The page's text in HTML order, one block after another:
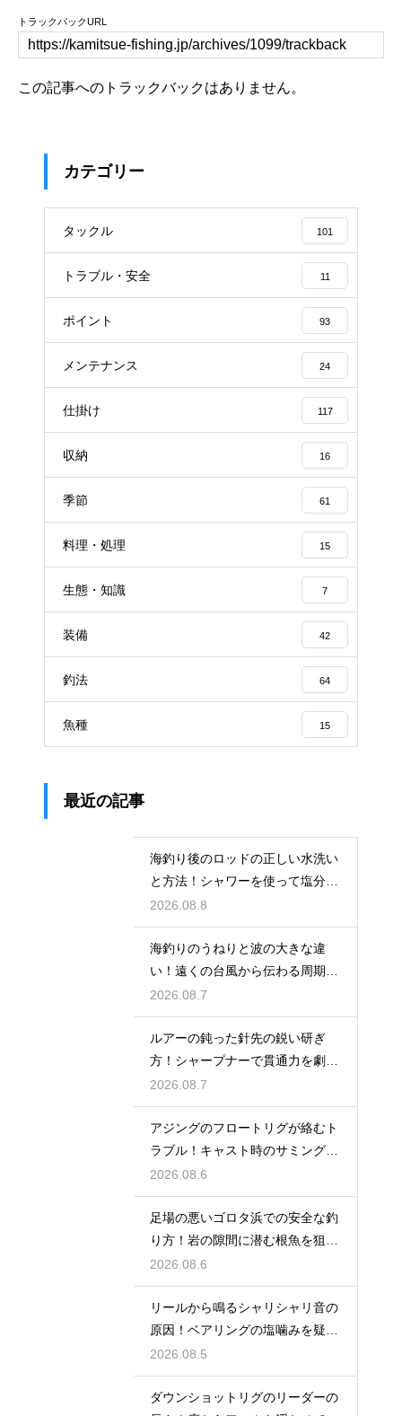
トラックバックURL
この記事へのトラックバックはありません。
カテゴリー
タックル 101
トラブル・安全 11
ポイント 93
メンテナンス 24
仕掛け 117
収納 16
季節 61
料理・処理 15
生態・知識 7
装備 42
釣法 64
魚種 15
最近の記事
海釣り後のロッドの正しい水洗い
と方法！シャワーを使って塩分を
落出す
2026.08.8
海釣りのうねりと波の大きな違
い！遠くの台風から伝わる周期の
長い波の危険
2026.08.7
ルアーの鈍った針先の鋭い研ぎ
方！シャープナーで貫通力を劇的
に復活
2026.08.7
アジングのフロートリグが絡むト
ラブル！キャスト時のサミングで
防ぐ
2026.08.6
足場の悪いゴロタ浜での安全な釣
り方！岩の隙間に潜む根魚を狙う
仕掛け
2026.08.6
リールから鳴るシャリシャリ音の
原因！ベアリングの塩噛みを疑っ
て洗浄する
2026.08.5
ダウンショットリグのリーダーの